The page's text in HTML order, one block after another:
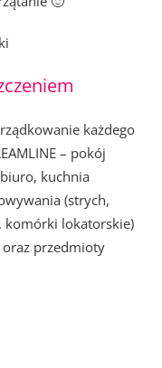
każdego
– pokój
kuchnia
(strych,
komórki lokatorskie)
przedmioty